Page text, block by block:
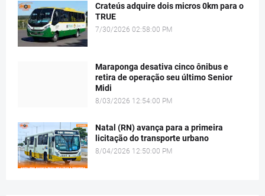
Crateús adquire dois micros 0km para o
TRUE
7/30/2026 02:58:00 PM
Maraponga desativa cinco ônibus e
retira de operação seu último Senior
Midi
8/03/2026 12:54:00 PM
Natal (RN) avança para a primeira
licitação do transporte urbano
8/04/2026 12:50:00 PM